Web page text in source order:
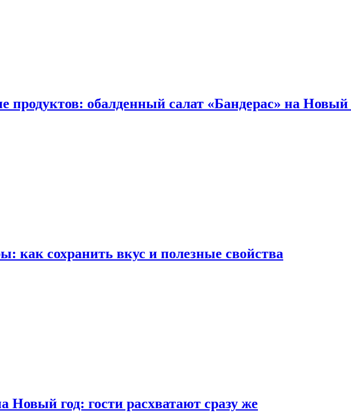
продуктов: обалденный салат «Бандерас» на Новый
как сохранить вкус и полезные свойства
Новый год: гости расхватают сразу же